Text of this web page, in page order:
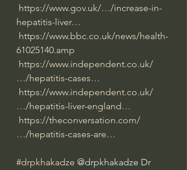
https://www.gov.uk/…/increase-in-
hepatitis-liver…
https://www.bbc.co.uk/news/health-
61025140.amp
https://www.independent.co.uk/
…/hepatitis-cases…
https://www.independent.co.uk/
…/hepatitis-liver-england…
https://theconversation.com/
…/hepatitis-cases-are…
#drpkhakadze @drpkhakadze Dr